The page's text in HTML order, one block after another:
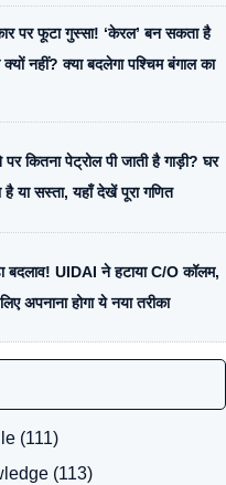
पर फूटा गुस्सा! ‘केरल’ बन सकता है
क्यों नहीं? क्या बदलेगा पश्चिम बंगाल का
कितना पेट्रोल पी जाती है गाड़ी? घर
या सस्ता, यहाँ देखें पूरा गणित
UIDAI ने हटाया C/O कॉलम,
अपनाना होगा ये नया तरीका
(111)
(113)